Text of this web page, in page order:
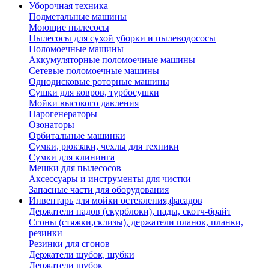
Уборочная техника
Подметальные машины
Моющие пылесосы
Пылесосы для сухой уборки и пылеводососы
Поломоечные машины
Аккумуляторные поломоечные машины
Сетевые поломоечные машины
Однодисковые роторные машины
Сушки для ковров, турбосушки
Мойки высокого давления
Парогенераторы
Озонаторы
Орбитальные машинки
Сумки, рюкзаки, чехлы для техники
Сумки для клининга
Мешки для пылесосов
Аксессуары и инструменты для чистки
Запасные части для оборудования
Инвентарь для мойки остекления,фасадов
Держатели падов (скурблоки), пады, скотч-брайт
Сгоны (стяжки,склизы), держатели планок, планки,
резинки
Резинки для сгонов
Держатели шубок, шубки
Держатели шубок